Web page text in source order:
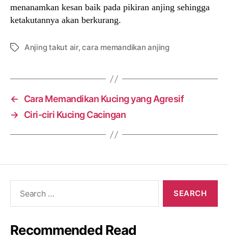
menanamkan kesan baik pada pikiran anjing sehingga
ketakutannya akan berkurang.
TagsAnjing takut air,cara memandikan anjing
←
Cara Memandikan Kucing yang Agresif
→ Ciri-ciri Kucing Cacingan
Recommended Read